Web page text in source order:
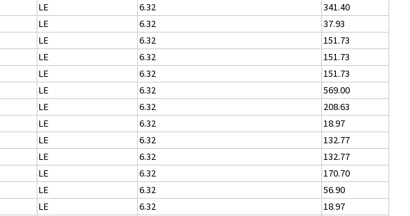
LE 6.32
341.40
LE 6.32
37.93
LE 6.32
151.73
LE 6.32
151.73
LE 6.32
151.73
LE 6.32
569.00
LE 6.32
208.63
LE 6.32
18.97
LE 6.32
132.77
LE 6.32
132.77
LE 6.32
170.70
LE 6.32
56.90
LE 6.32
18.97